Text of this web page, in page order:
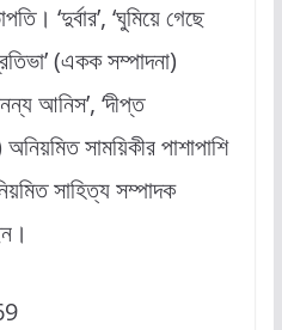
‘দুর্বার’, ‘ঘুমিয়ে গেছে
(একক সম্পাদনা)
আনিস’, ‘দীপ্ত
সাময়িকীর পাশাপাশি
সাহিত্য সম্পাদক